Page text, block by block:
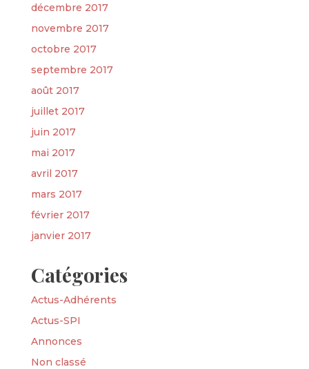
décembre 2017
novembre 2017
octobre 2017
septembre 2017
août 2017
juillet 2017
juin 2017
mai 2017
avril 2017
mars 2017
février 2017
janvier 2017
Catégories
Actus-Adhérents
Actus-SPI
Annonces
Non classé